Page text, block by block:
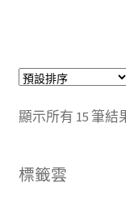
顯示所有 15 筆結
標籤雲